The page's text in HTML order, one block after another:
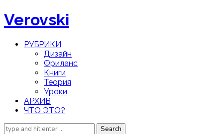
Verovski
РУБРИКИ
Дизайн
Фриланс
Книги
Теория
Уроки
АРХИВ
ЧТО ЭТО?
Search